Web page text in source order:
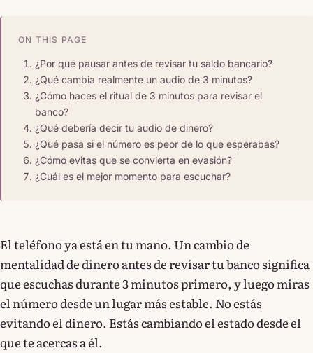
ON THIS PAGE
¿Por qué pausar antes de revisar tu saldo bancario?
¿Qué cambia realmente un audio de 3 minutos?
¿Cómo haces el ritual de 3 minutos para revisar el
banco?
¿Qué debería decir tu audio de dinero?
¿Qué pasa si el número es peor de lo que esperabas?
¿Cómo evitas que se convierta en evasión?
¿Cuál es el mejor momento para escuchar?
El teléfono ya está en tu mano. Un cambio de
mentalidad de dinero antes de revisar tu banco significa
que escuchas durante 3 minutos primero, y luego miras
el número desde un lugar más estable. No estás
evitando el dinero. Estás cambiando el estado desde el
que te acercas a él.